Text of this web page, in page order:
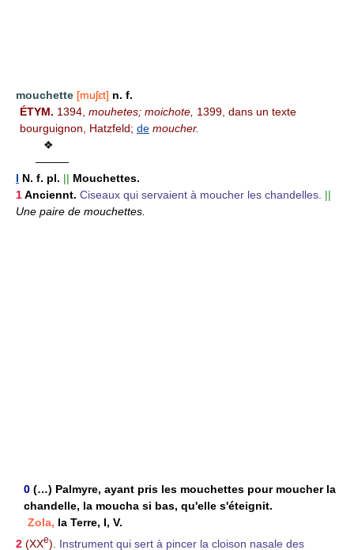
mouchette [muʃɛt] n. f.
ÉTYM. 1394, mouhetes; moichote, 1399, dans un texte
bourguignon, Hatzfeld; de moucher.
❖
———
I N. f. pl. || Mouchettes.
1Anciennt. Ciseaux qui servaient à moucher les chandelles. ||
Une paire de mouchettes.
0 (…) Palmyre, ayant pris les mouchettes pour moucher la
chandelle, la moucha si bas, qu'elle s'éteignit.
Zola, la Terre, I, V.
2 (XXe). Instrument qui sert à pincer la cloison nasale des